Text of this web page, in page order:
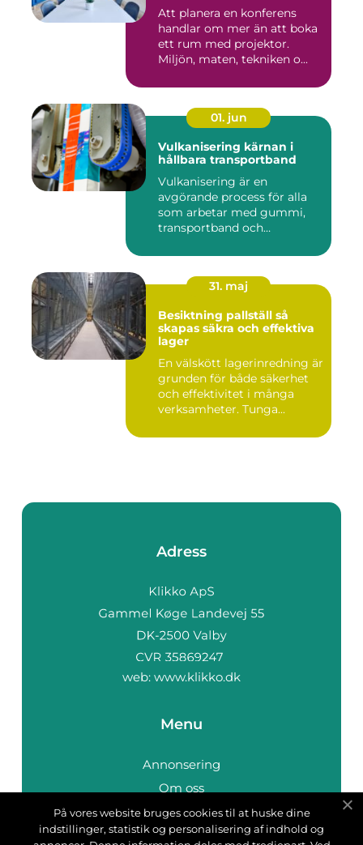
Att planera en konferens
handlar om mer än att boka
ett rum med projektor.
Miljön, maten, tekniken o...
01. jun
Vulkanisering kärnan i
hållbara transportband
Vulkanisering är en
avgörande process för alla
som arbetar med gummi,
transportband och
31. maj
Besiktning pallställ så
skapas säkra och effektiva
lager
En välskött lagerinredning är
grunden för både säkerhet
och effektivitet i många
verksamheter. Tunga...
Adress
web: www.klikko.dk
Menu
Annonsering
Om oss
Cookies
Kontakta oss
På vores website bruges cookies til at huske dine
indstillinger, statistik og personalisering af indhold og